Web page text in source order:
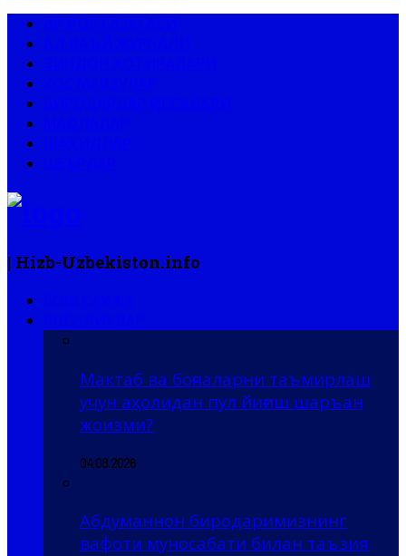
| Hizb-Uzbekiston.info
Мактаб ва боғчаларни таъмирлаш
учун аҳолидан пул йиғиш шаръан
жоизми?
04.08.2026
Абдуманнон биродаримизнинг
вафоти муносабати билан таъзия